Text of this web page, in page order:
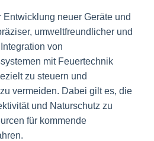
Entwicklung neuer Geräte und
umweltfreundlicher und
von
mit Feuertechnik
zu steuern und
vermeiden. Dabei gilt es, die
und Naturschutz zu
für kommende